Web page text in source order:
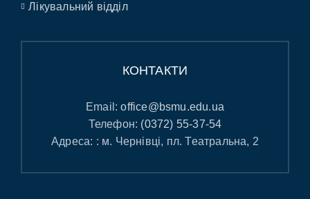
Лікувальний відділ
КОНТАКТИ
Email:office@bsmu.edu.ua
Телефон: (0372) 55-37-54
Адреса: : м. Чернівці, пл. Театральна, 2